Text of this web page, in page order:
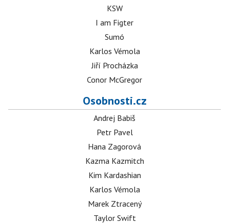
KSW
I am Figter
Sumó
Karlos Vémola
Jiří Procházka
Conor McGregor
Osobnosti.cz
Andrej Babiš
Petr Pavel
Hana Zagorová
Kazma Kazmitch
Kim Kardashian
Karlos Vémola
Marek Ztracený
Taylor Swift